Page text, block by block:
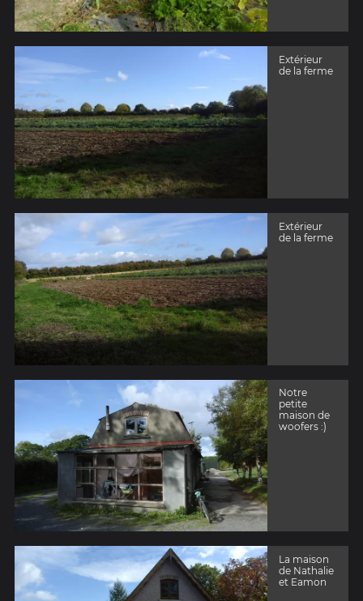
Extérieur
de la ferme
Extérieur
de la ferme
Notre
petite
maison de
woofers :)
La maison
de Nathalie
et Eamon